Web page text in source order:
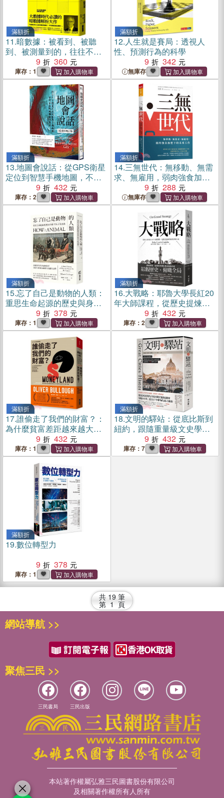
滿額折
11.暗數據：被看到、被聽
到、被測量到的，往往不是
「真凶」9 360
庫存：1
滿額折
12.人生就是賽局：透視人
性、預測行為的科學
9
342
無庫存
滿額折
13.地圖會說話：從GPS衛星
定位到智慧手機地圖，不可
不知的地理資訊應用【10週
年增訂版】
9 432
庫存：2
滿額折
14.三無世代：無移動、無需
求、無雇用，弱肉強食加速
下的未來工作
9 288
無庫存
滿額折
15.忘了自己是動物的人類：
重思生命起源的歷史與身而
為人的意義
9 378
庫存：1
滿額折
16.大戰略：耶魯大學長紅20
年大師課程，從歷史提煉的
領導決策心法
9 432
庫存：2
滿額折
17.誰偷走了我們的財富？：
為什麼貧富差距越來越大？
薪水越來越低？因為從政
客、銀行、會計師與律師，
都只服務有錢人！
9 432
庫存：1
滿額折
18.文明的驛站：從底比斯到
紐約，跟隨重量級文史學者
的深度導覽，造訪歷史上70
座偉大城市
9 432
庫存：7
滿額折
19.數位轉型力
9
378
庫存：1
共 19 筆
第 1 頁
網站導航 >>
聚焦三民 >>
三民書局 三民出版
本站著作權屬弘雅三民圖書股份有限公司
及相關著作權所有人所有